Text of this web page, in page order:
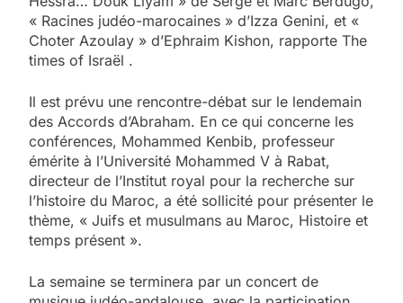
« Racines judéo-marocaines » d’Izza Genini, et «
Choter Azoulay » d’Ephraim Kishon, rapporte The
times of Israël .
Il est prévu une rencontre-débat sur le lendemain
des Accords d’Abraham. En ce qui concerne les
conférences, Mohammed Kenbib, professeur
émérite à l’Université Mohammed V à Rabat,
directeur de l’Institut royal pour la recherche sur
l’histoire du Maroc, a été sollicité pour présenter le
thème, « Juifs et musulmans au Maroc, Histoire et
temps présent ».
La semaine se terminera par un concert de